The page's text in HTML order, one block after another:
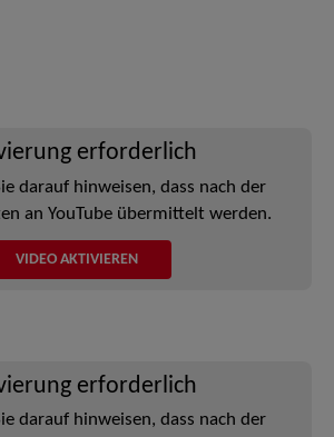
erforderlich
darauf hinweisen, dass nach der
an YouTube übermittelt werden.
VIDEO AKTIVIEREN
erforderlich
darauf hinweisen, dass nach der